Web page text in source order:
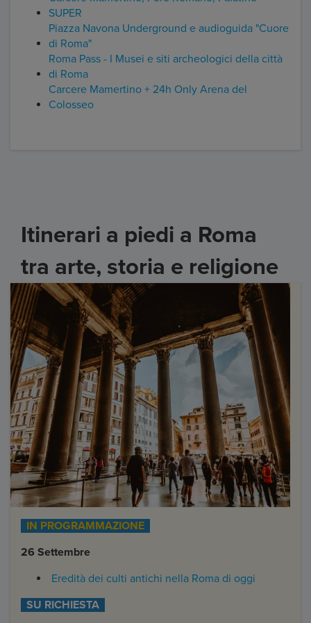
SUPER
Piazza Navona Underground e audioguida "Cuore
di Roma"
Roma Pass - I Musei e siti archeologici della città
di Roma
Carcere Mamertino + 24h Only Arena del
Colosseo
Itinerari a piedi a Roma
tra arte, storia e religione
IN PROGRAMMAZIONE
26 Settembre
Eredità dei culti antichi nella Roma di oggi
SU RICHIESTA